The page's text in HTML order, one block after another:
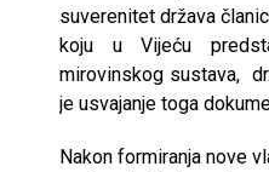
suverenitet država
koju u Vijeću
mirovinskog sustava,
je usvajanje toga
Nakon formiranja nove